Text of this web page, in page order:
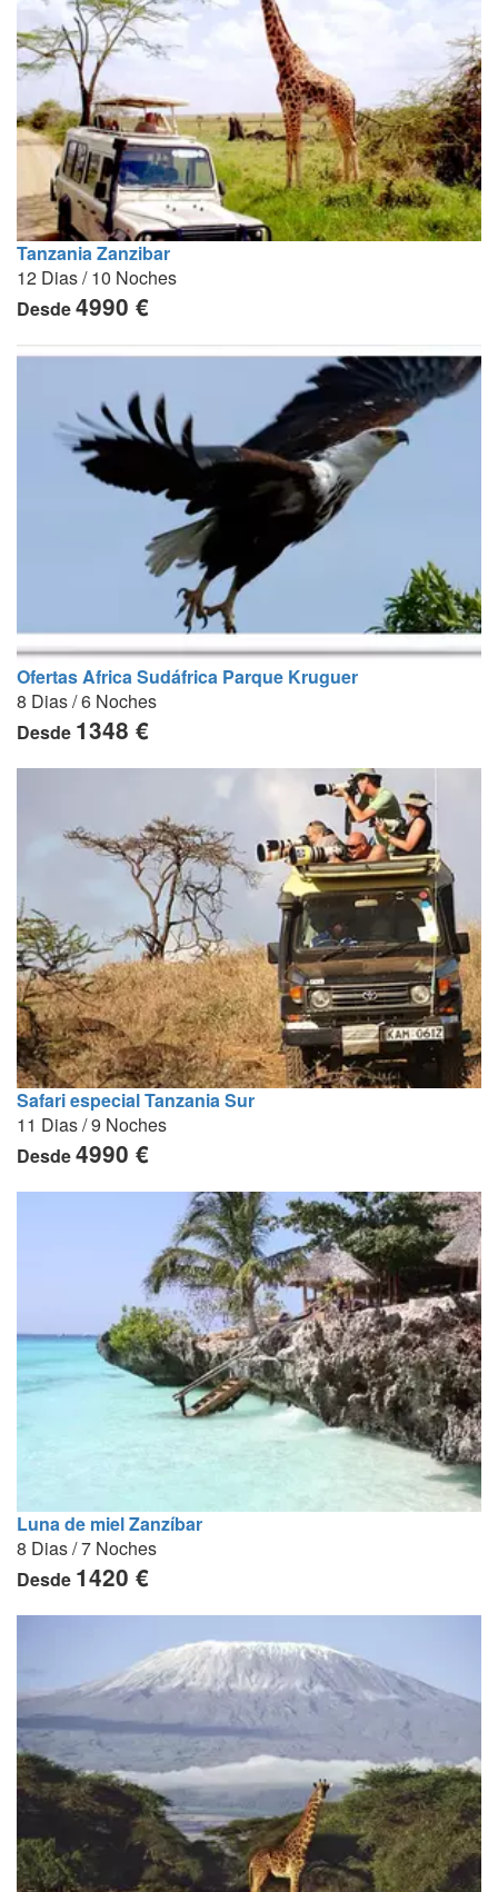
Tanzania Zanzibar
12 Dias / 10 Noches
Desde4990 €
Ofertas Africa Sudáfrica Parque Kruguer
8 Dias / 6 Noches
Desde 1348 €
Safari especial Tanzania Sur
11 Dias / 9 Noches
Desde4990 €
Luna de miel Zanzíbar
8 Dias / 7 Noches
Desde 1420 €